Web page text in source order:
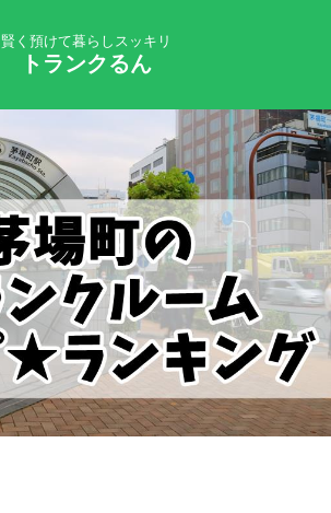
賢く預けて暮らしスッキリ
トランクるん